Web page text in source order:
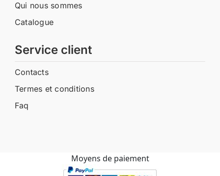
Qui nous sommes
Catalogue
Service client
Contacts
Termes et conditions
Faq
Moyens de paiement